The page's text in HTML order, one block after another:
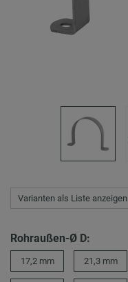
Varianten als Liste anzeigen
Rohraußen-Ø D:
17,2 mm 21,3 mm